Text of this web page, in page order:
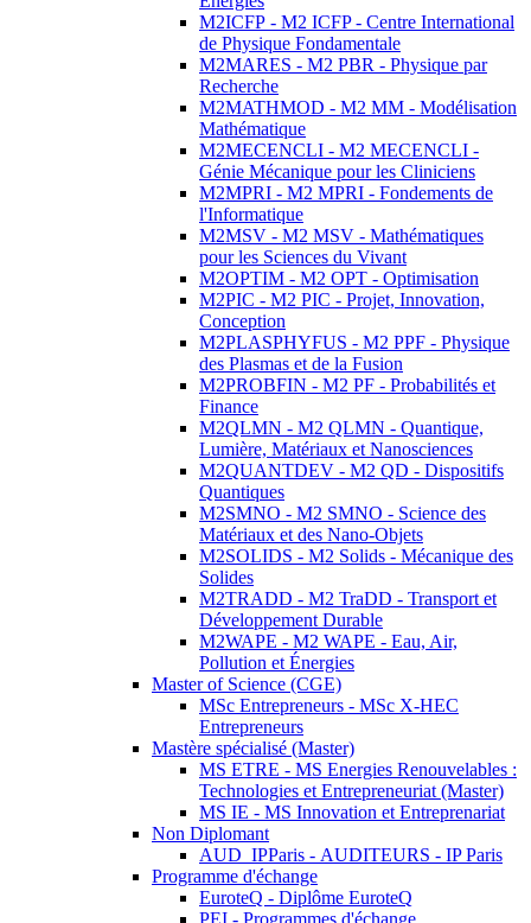
M2ICFP - M2 ICFP - Centre International
de Physique Fondamentale
M2MARES - M2 PBR - Physique par
Recherche
M2MATHMOD - M2 MM - Modélisation
Mathématique
M2MECENCLI - M2 MECENCLI -
Génie Mécanique pour les Cliniciens
M2MPRI - M2 MPRI - Fondements de
l'Informatique
M2MSV - M2 MSV - Mathématiques
pour les Sciences du Vivant
M2OPTIM - M2 OPT - Optimisation
M2PIC - M2 PIC - Projet, Innovation,
Conception
M2PLASPHYFUS - M2 PPF - Physique
des Plasmas et de la Fusion
M2PROBFIN - M2 PF - Probabilités et
Finance
M2QLMN - M2 QLMN - Quantique,
Lumière, Matériaux et Nanosciences
M2QUANTDEV - M2 QD - Dispositifs
Quantiques
M2SMNO - M2 SMNO - Science des
Matériaux et des Nano-Objets
M2SOLIDS - M2 Solids - Mécanique des
Solides
M2TRADD - M2 TraDD - Transport et
Développement Durable
M2WAPE - M2 WAPE - Eau, Air,
Pollution et Énergies
Master of Science (CGE)
MSc Entrepreneurs - MSc X-HEC
Entrepreneurs
Mastère spécialisé (Master)
MS ETRE - MS Energies Renouvelables :
Technologies et Entrepreneuriat (Master)
MS IE - MS Innovation et Entreprenariat
Non Diplomant
AUD_IPParis - AUDITEURS - IP Paris
Programme d'échange
EuroteQ - Diplôme EuroteQ
PEI - Programmes d'échange